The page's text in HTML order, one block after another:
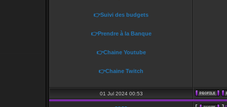
👉Suivi des budgets
👉Prendre à la Banque
👉Chaine Youtube
👉Chaine Twitch
01 Jul 2024 00:53